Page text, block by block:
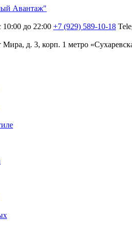
10:00 до 22:00 +7 (929) 589-10-18
Мира, д. 3, корп. 1 метро